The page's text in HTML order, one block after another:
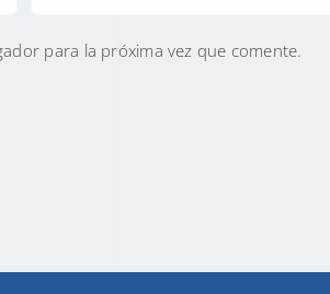
para la próxima vez que comente.